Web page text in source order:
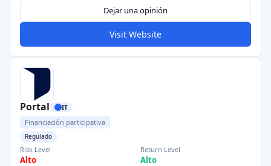
Dejar una opinión
Visit Website
Portal IT
Financiación participativa
Regulado
Risk Level
Alto
Return Level
Alto